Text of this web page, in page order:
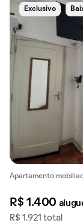
Exclusivo
Apartamento
R$ 1.400
R$ 1.921 total